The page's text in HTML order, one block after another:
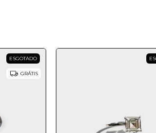
ESGOTADO
GRÁTIS